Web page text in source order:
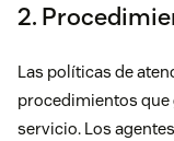
2.
Las políticas de
procedimientos que
servicio. Los agentes